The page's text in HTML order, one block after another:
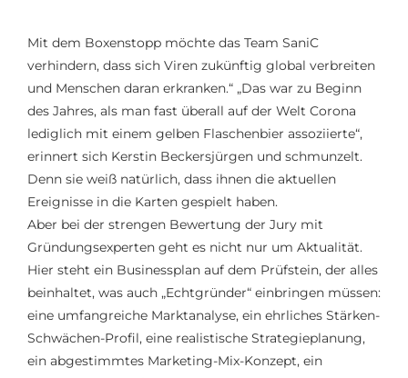
Mit dem Boxenstopp möchte das Team SaniC
verhindern, dass sich Viren zukünftig global verbreiten
und Menschen daran erkranken.“ „Das war zu Beginn
des Jahres, als man fast überall auf der Welt Corona
lediglich mit einem gelben Flaschenbier assoziierte“,
erinnert sich Kerstin Beckersjürgen und schmunzelt.
Denn sie weiß natürlich, dass ihnen die aktuellen
Ereignisse in die Karten gespielt haben.
Aber bei der strengen Bewertung der Jury mit
Gründungsexperten geht es nicht nur um Aktualität.
Hier steht ein Businessplan auf dem Prüfstein, der alles
beinhaltet, was auch „Echtgründer“ einbringen müssen:
eine umfangreiche Marktanalyse, ein ehrliches Stärken-
Schwächen-Profil, eine realistische Strategieplanung,
ein abgestimmtes Marketing-Mix-Konzept, ein